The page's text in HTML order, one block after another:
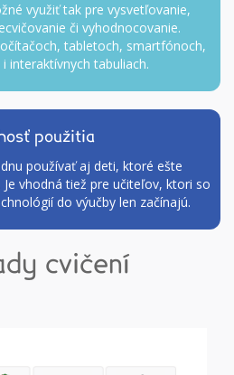
využiť tak pre vysvetľovanie,
či vyhodnocovanie.
tabletoch, smartfónoch,
interaktívnych tabuliach.
použitia
používať aj deti, ktoré ešte
Je vhodná tiež pre učiteľov, ktori so
do výučby len začínajú.
cvičení